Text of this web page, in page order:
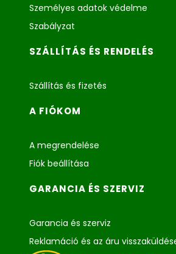
Személyes adatok védelme
Szabályzat
SZÁLLÍTÁS ÉS RENDELÉS
Szállítás és fizetés
A FIÓKOM
A megrendelése
Fiók beállítása
GARANCIA ÉS SZERVIZ
Garancia és szerviz
Reklamáció és az áru